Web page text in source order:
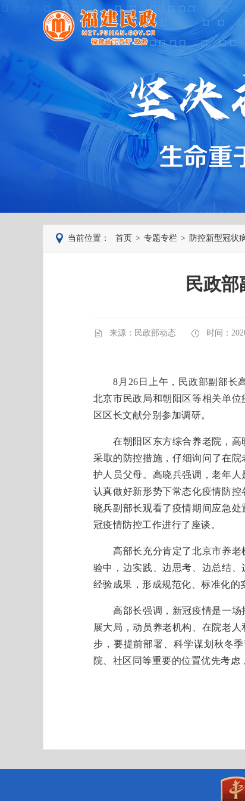
当前位置： 首页 > 专题专栏 > 防控新型冠状
民政
来源：民政部动态 时间：
8月26日上午，民政部副部长高
北京市民政局和朝阳区等相关单
区区长文献分别参加调研。
在朝阳区东方综合养老院，高晓
采取的防控措施，仔细询问了在
护人员父母。高晓兵强调，老年
认真做好新形势下常态化疫情防
晓兵副部长观看了疫情期间应急
冠疫情防控工作进行了座谈。
高部长充分肯定了北京市养老
验中，边实践、边思考、边总结
经验成果，形成规范化、标准化的
高部长强调，新冠疫情是一场
展大局，动员养老机构、在院老
步，要提前部署、科学谋划秋冬
院、社区同等重要的位置优先考虑